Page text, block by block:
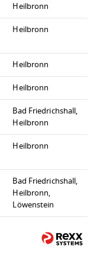
Heilbronn
Heilbronn
Heilbronn
Heilbronn
Bad Friedrichshall,
Heilbronn
Heilbronn
Bad Friedrichshall,
Heilbronn,
Löwenstein